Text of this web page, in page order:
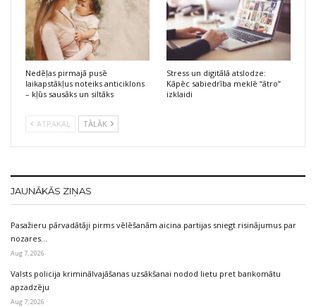
Nedēļas pirmajā pusē
laikapstākļus noteiks anticiklons
– kļūs sausāks un siltāks
Stress un digitālā atslodze:
Kāpēc sabiedrība meklē “ātro”
izklaidi
ATPAKAĻ TĀLĀK
JAUNĀKĀS ZIŅAS
Pasažieru pārvadātāji pirms vēlēšanām aicina partijas sniegt risinājumus par
nozares…
Aug 7, 2026
Valsts policija kriminālvajāšanas uzsākšanai nodod lietu pret bankomātu
apzadzēju
Aug 7, 2026